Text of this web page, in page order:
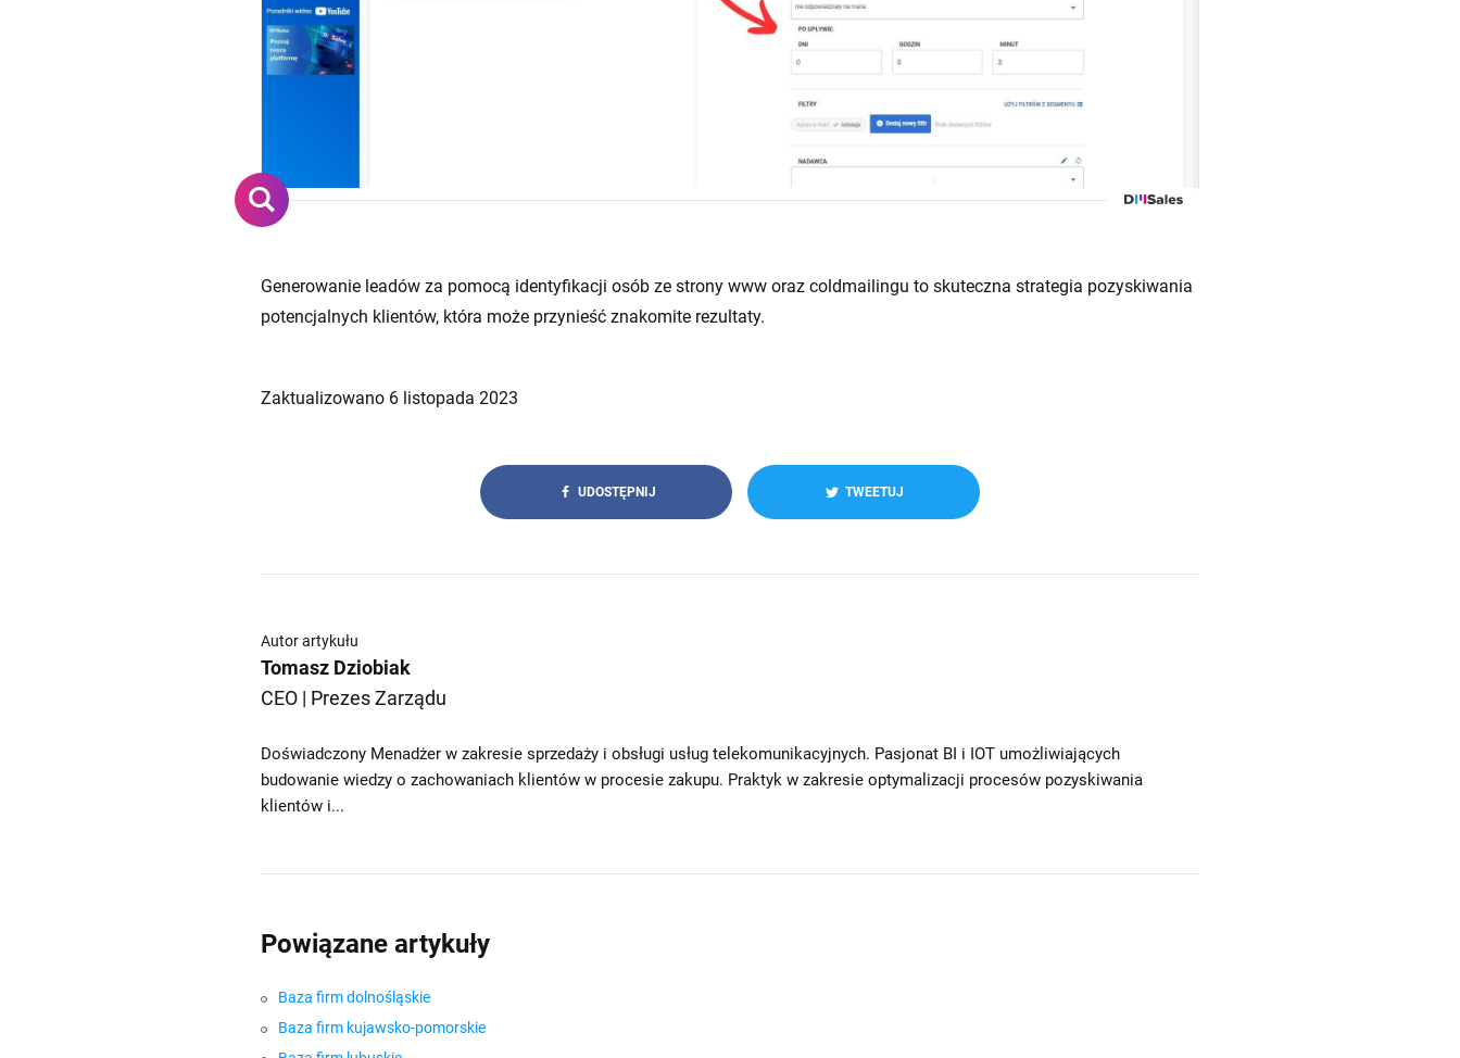
Generowanie leadów za pomocą identyfikacji osób ze strony www oraz coldmailingu to skuteczna strategia pozyskiwania
potencjalnych klientów, która może przynieść znakomite rezultaty.
Zaktualizowano 6 listopada 2023
UDOSTĘPNIJ TWEETUJ
Autor artykułu
Tomasz Dziobiak
CEO | Prezes Zarządu
Doświadczony Menadżer w zakresie sprzedaży i obsługi usług telekomunikacyjnych. Pasjonat BI i IOT umożliwiających
budowanie wiedzy o zachowaniach klientów w procesie zakupu. Praktyk w zakresie optymalizacji procesów pozyskiwania
klientów i...
Powiązane artykuły
Baza firm dolnośląskie
Baza firm kujawsko-pomorskie